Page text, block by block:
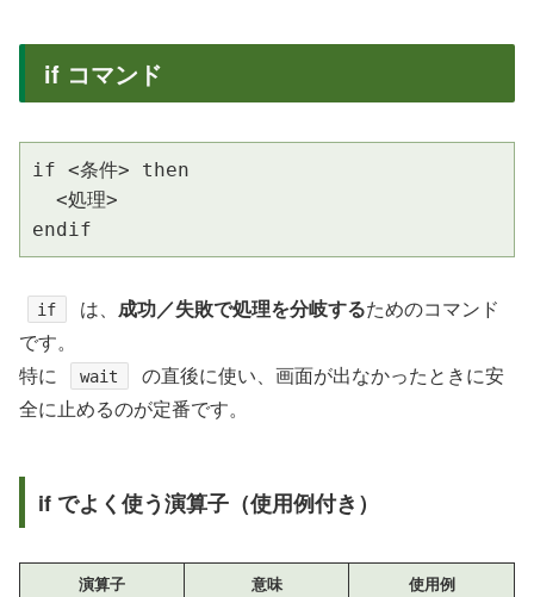
if コマンド
if <条件> then
endif
if は、 成功／失敗で処理を分岐するためのコマンド
です。
特に
wait
の直後に使い、画面が出なかったときに安
全に止めるのが定番です。
if でよく使う演算子（使用例付き）
演算子 意味 使用例